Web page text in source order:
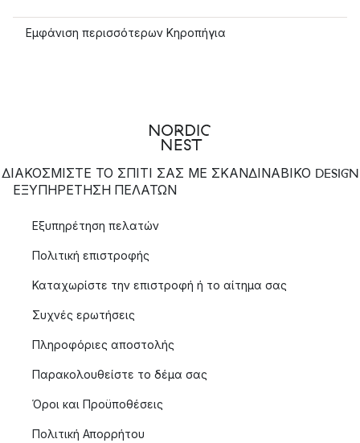
Εμφάνιση περισσότερων Κηροπήγια
ΔΙΑΚΟΣΜΙΣΤΕ ΤΟ ΣΠΙΤΙ ΣΑΣ ΜΕ ΣΚΑΝΔΙΝΑΒΙΚΟ DESIGN
ΕΞΥΠΗΡΈΤΗΣΗ ΠΕΛΑΤΏΝ
Εξυπηρέτηση πελατών
Πολιτική επιστροφής
Καταχωρίστε την επιστροφή ή το αίτημα σας
Συχνές ερωτήσεις
Πληροφόριες αποστολής
Παρακολουθείστε το δέμα σας
Όροι και Προϋποθέσεις
Πολιτική Απορρήτου